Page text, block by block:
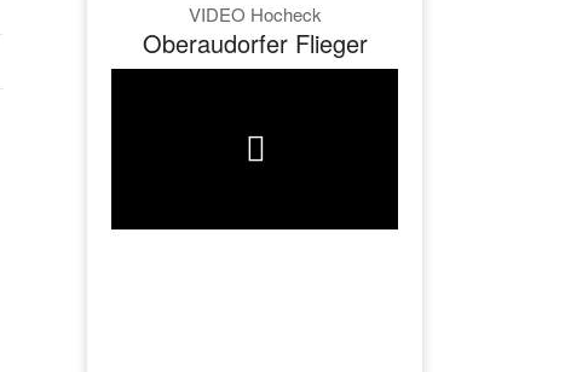
VIDEO Hocheck
Oberaudorfer Flieger